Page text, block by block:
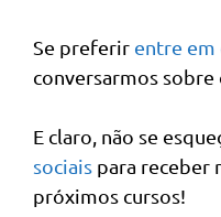
Se preferir entre em
conversarmos sobre
E claro, não se
sociais para receber
próximos cursos!